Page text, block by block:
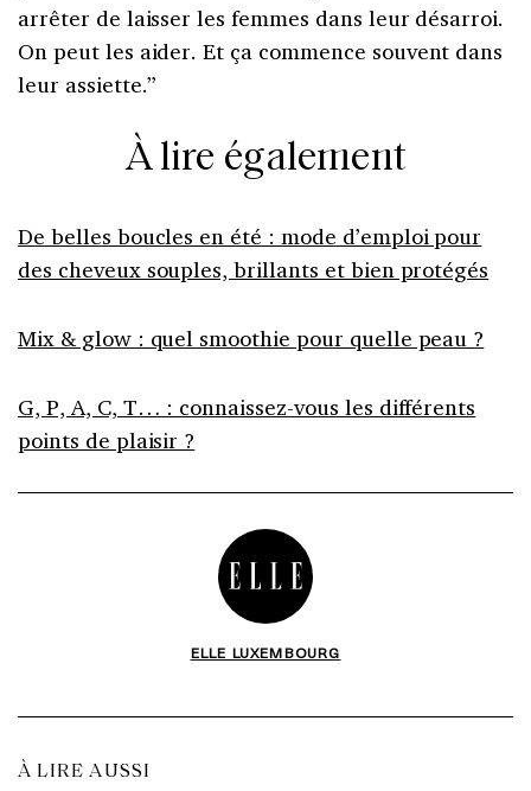
arrêter de laisser les femmes dans leur désarroi.
On peut les aider. Et ça commence souvent dans
leur assiette.”
À lire également
De belles boucles en été : mode d’emploi pour
des cheveux souples, brillants et bien protégés
Mix & glow : quel smoothie pour quelle peau ?
G, P, A, C, T… : connaissez-vous les différents
points de plaisir ?
ELLE LUXEMBOURG
À LIRE AUSSI